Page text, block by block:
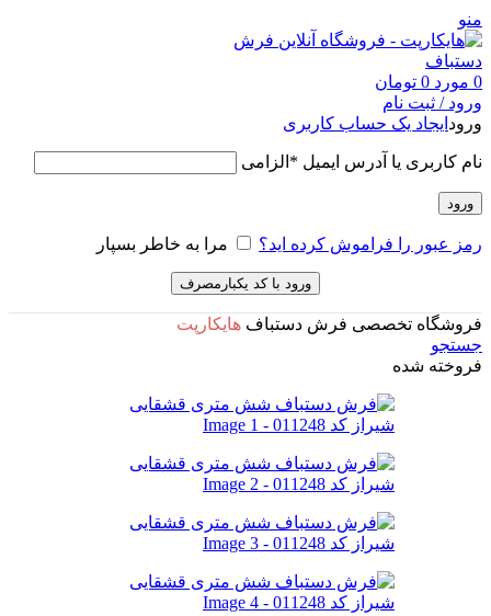
منو
0 مورد 0 تومان
ورود / ثبت نام
ورود ایجاد یک حساب کاربری
نام کاربری یا آدرس ایمیل * الزامی
ورود
رمز عبور را فراموش کرده اید؟ مرا به خاطر بسپار
ورود با کد یکبارمصرف
فروشگاه تخصصی فرش دستباف هایکارپت
جستجو
فروخته شده